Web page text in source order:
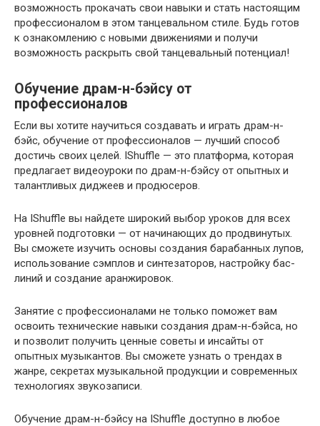
возможность прокачать свои навыки и стать настоящим
профессионалом в этом танцевальном стиле. Будь готов
к ознакомлению с новыми движениями и получи
возможность раскрыть свой танцевальный потенциал!
Обучение драм-н-бэйсу от
профессионалов
Если вы хотите научиться создавать и играть драм-н-
бэйс, обучение от профессионалов — лучший способ
достичь своих целей. IShuffle — это платформа, которая
предлагает видеоуроки по драм-н-бэйсу от опытных и
талантливых диджеев и продюсеров.
На IShuffle вы найдете широкий выбор уроков для всех
уровней подготовки — от начинающих до продвинутых.
Вы сможете изучить основы создания барабанных лупов,
использование сэмплов и синтезаторов, настройку бас-
линий и создание аранжировок.
Занятие с профессионалами не только поможет вам
освоить технические навыки создания драм-н-бэйса, но
и позволит получить ценные советы и инсайты от
опытных музыкантов. Вы сможете узнать о трендах в
жанре, секретах музыкальной продукции и современных
технологиях звукозаписи.
Обучение драм-н-бэйсу на IShuffle доступно в любое